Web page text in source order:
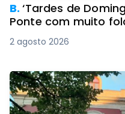
B.‘Tardes de
Ponte com muito
2 agosto 2026